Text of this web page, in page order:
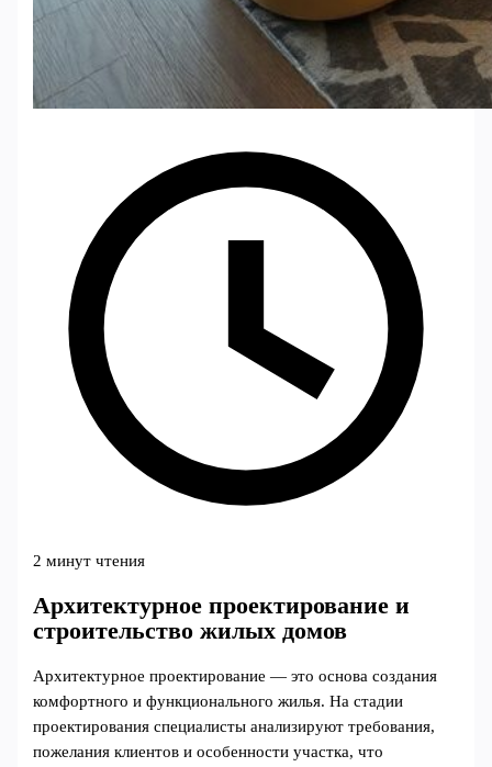
2 минут чтения
Архитектурное проектирование и
строительство жилых домов
Архитектурное проектирование — это основа создания
комфортного и функционального жилья. На стадии
проектирования специалисты анализируют требования,
пожелания клиентов и особенности участка, что